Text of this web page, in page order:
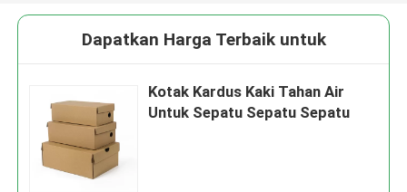
Dapatkan Harga Terbaik untuk
Kotak Kardus Kaki Tahan Air
Untuk Sepatu Sepatu Sepatu